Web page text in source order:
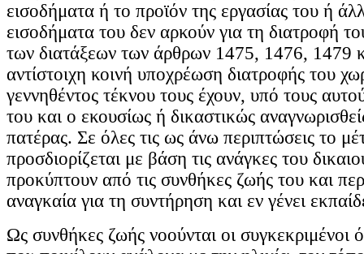
εισοδήματα ή το προϊόν της εργασίας του ή
εισοδήματα του δεν αρκούν για τη διατροφή
των διατάξεων των άρθρων 1475, 1476, 1479
αντίστοιχη κοινή υποχρέωση διατροφής του
γεννηθέντος τέκνου τους έχουν, υπό τους
του και ο εκουσίως ή δικαστικώς
πατέρας. Σε όλες τις ως άνω περιπτώσεις το
προσδιορίζεται με βάση τις ανάγκες του
προκύπτουν από τις συνθήκες ζωής του και
αναγκαία για τη συντήρηση και εν γένει
Ως συνθήκες ζωής νοούνται οι συγκεκριμένοι